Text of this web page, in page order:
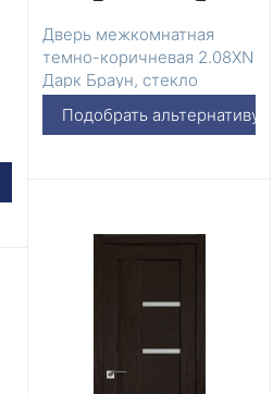
Дверь межкомнатная
темно-коричневая 2.08XN
Дарк Браун, стекло
Подобрать альтернативу